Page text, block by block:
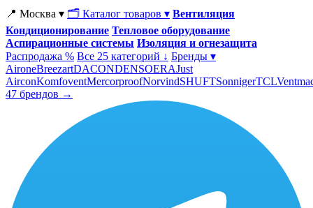
📍 Москва ▾ 🗂 Каталог товаров ▾ Вентиляция
Кондиционирование Тепловое оборудование
Аспирационные системы Изоляция и огнезащита
Распродажа % Все 25 категорий ↓ Бренды ▾
AironeBreezartDACONDENSOERAJust
AirconKomfoventMercorproofNorvindSHUFTSonnigerTCL
47 брендов →